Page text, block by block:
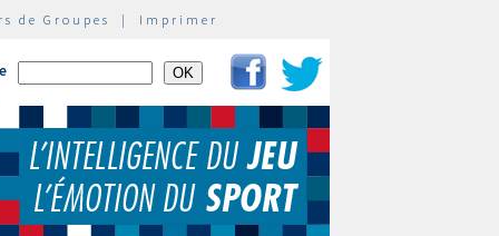
de Groupes | Imprimer